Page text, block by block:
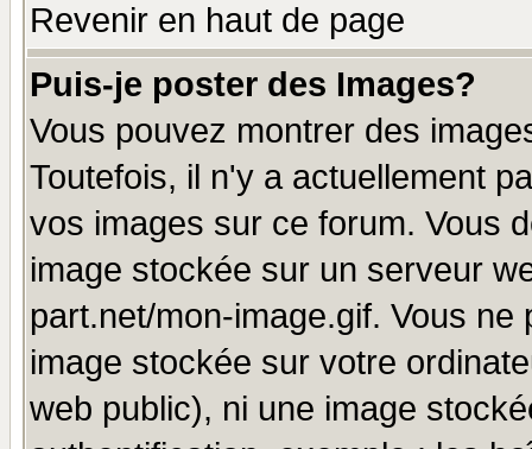
Revenir en haut de page
Puis-je poster des Images?
Vous pouvez montrer des
Toutefois, il n'y a actuellement
vos images sur ce forum. Vous
image stockée sur un serveur
part.net/mon-image.gif. Vous
image stockée sur votre
web public), ni une image